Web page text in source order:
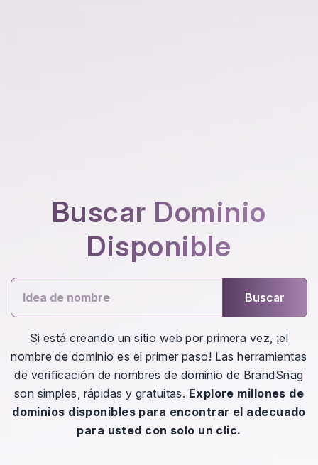
Buscar Dominio
Disponible
Si está creando un sitio web por primera vez, ¡el
nombre de dominio es el primer paso! Las herramientas
de verificación de nombres de dominio de BrandSnag
son simples, rápidas y gratuitas. Explore millones de
dominios disponibles para encontrar el adecuado
para usted con solo un clic.
Buscar